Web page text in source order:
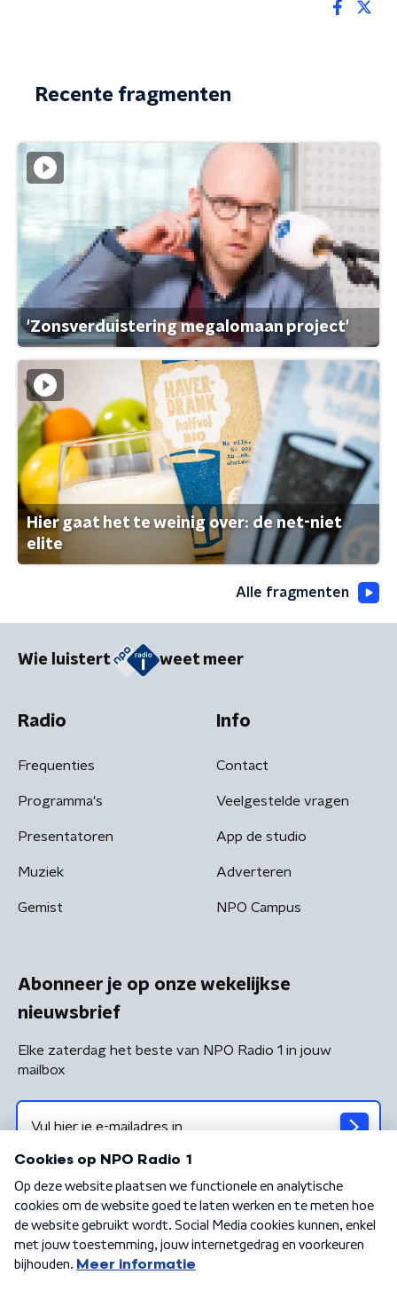
Recente fragmenten
'Zonsverduistering megalomaan project'
Hier gaat het te weinig over: de net-niet
elite
Alle fragmenten
Wie luistert weet meer
Radio
Frequenties
Programma's
Presentatoren
Muziek
Gemist
Info
Contact
Veelgestelde vragen
App de studio
Adverteren
NPO Campus
Abonneer je op onze wekelijkse
nieuwsbrief
Elke zaterdag het beste van NPO Radio 1 in jouw
mailbox
Algemene voorwaarden Privacybeleid